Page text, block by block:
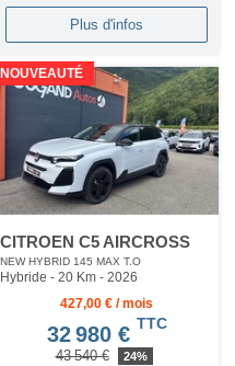
Plus d'infos
NOUVEAUTÉ
CITROEN C5 AIRCROSS
NEW HYBRID 145 MAX T.O
Hybride - 20 Km- 2026
427,00 € / mois
32 980 € TTC
43 540 € 24%